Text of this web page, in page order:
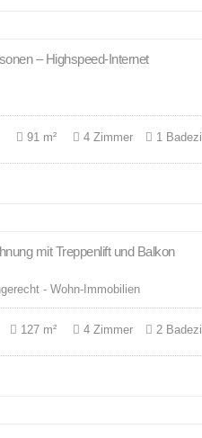
– Highspeed-Internet
91 m² 4 Zimmer 1
mit Treppenlift und Balkon
- Wohn-Immobilien
127 m² 4 Zimmer 2